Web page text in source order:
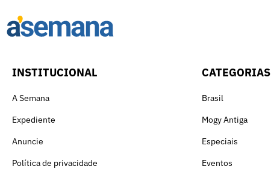
INSTITUCIONAL
A Semana
Expediente
Anuncie
Política de privacidade
CATEGORIAS
Brasil
Mogy Antiga
Especiais
Eventos